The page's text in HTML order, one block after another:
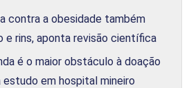
contra a obesidade também
e rins, aponta revisão científica
é o maior obstáculo à doação
em hospital mineiro